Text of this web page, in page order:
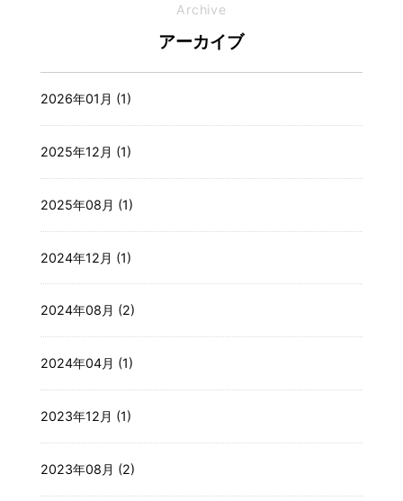
Archive
アーカイブ
2026年01月 (1)
2025年12月 (1)
2025年08月 (1)
2024年12月 (1)
2024年08月 (2)
2024年04月 (1)
2023年12月 (1)
2023年08月 (2)